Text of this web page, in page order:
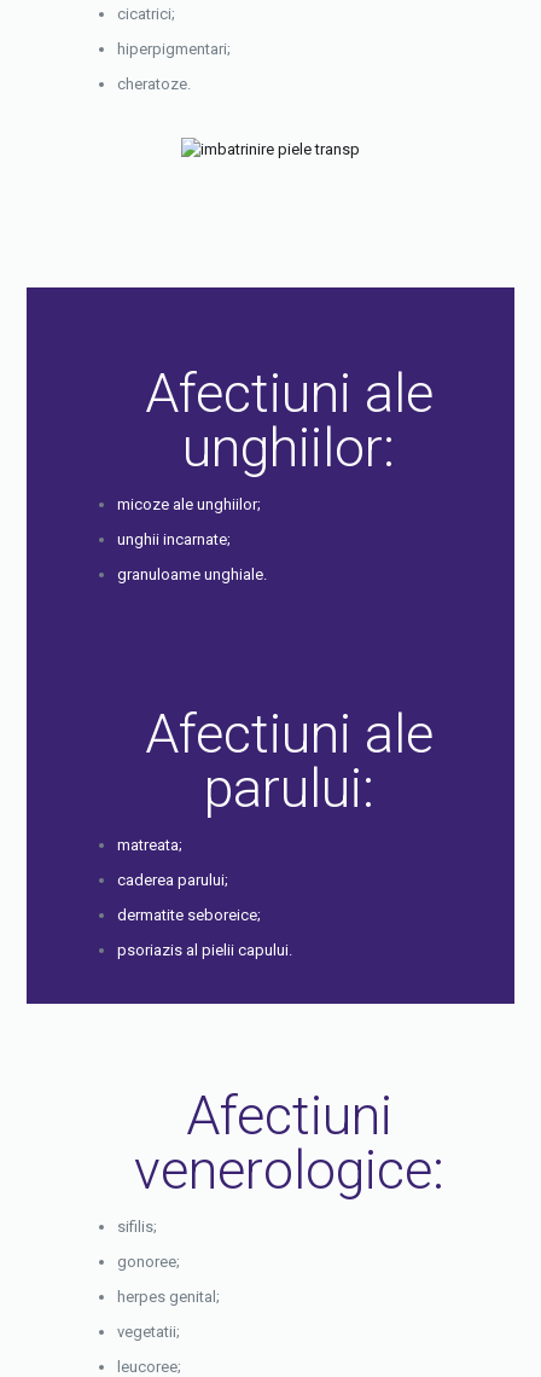
cicatrici;
hiperpigmentari;
cheratoze.
Afectiuni ale
unghiilor:
micoze ale unghiilor;
unghii incarnate;
granuloame unghiale.
Afectiuni ale
parului:
matreata;
caderea parului;
dermatite seboreice;
psoriazis al pielii capului.
Afectiuni
venerologice:
sifilis;
gonoree;
herpes genital;
vegetatii;
leucoree;